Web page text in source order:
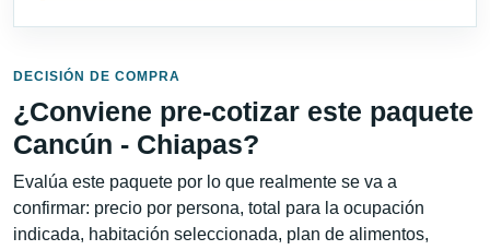
DECISIÓN DE COMPRA
¿Conviene pre-cotizar este paquete
Cancún - Chiapas?
Evalúa este paquete por lo que realmente se va a
confirmar: precio por persona, total para la ocupación
indicada, habitación seleccionada, plan de alimentos,